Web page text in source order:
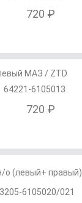
720 ₽
МАЗ / ZTD
64221-6105013
720 ₽
о (левый+ правый)
6105020/021